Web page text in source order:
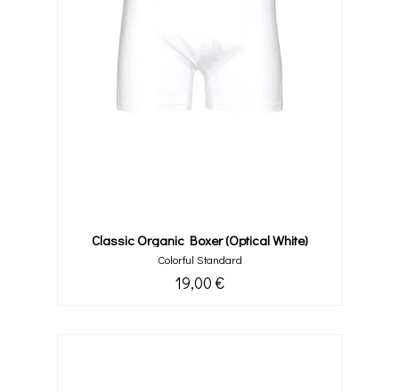
Classic Organic Boxer (optical White)
Colorful Standard
19,00 €